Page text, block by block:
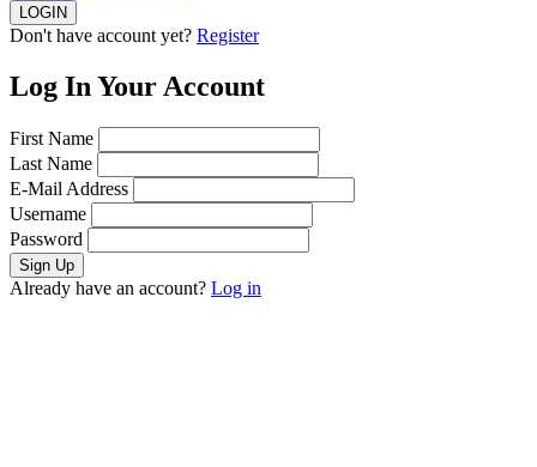
Don't have account yet? Register
Log In Your Account
First Name
Last Name
E-Mail Address
Username
Password
Already have an account? Log in